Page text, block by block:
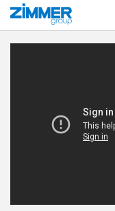
Inizio Prodotti